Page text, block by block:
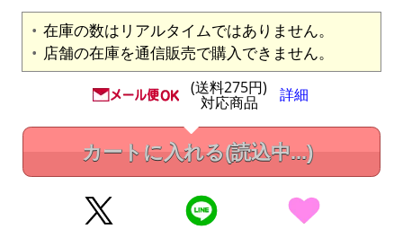
在庫の数はリアルタイムではありません。
店舗の在庫を通信販売で購入できません。
(送料275円)
対応商品 詳細
カートに入れる(読込中...)